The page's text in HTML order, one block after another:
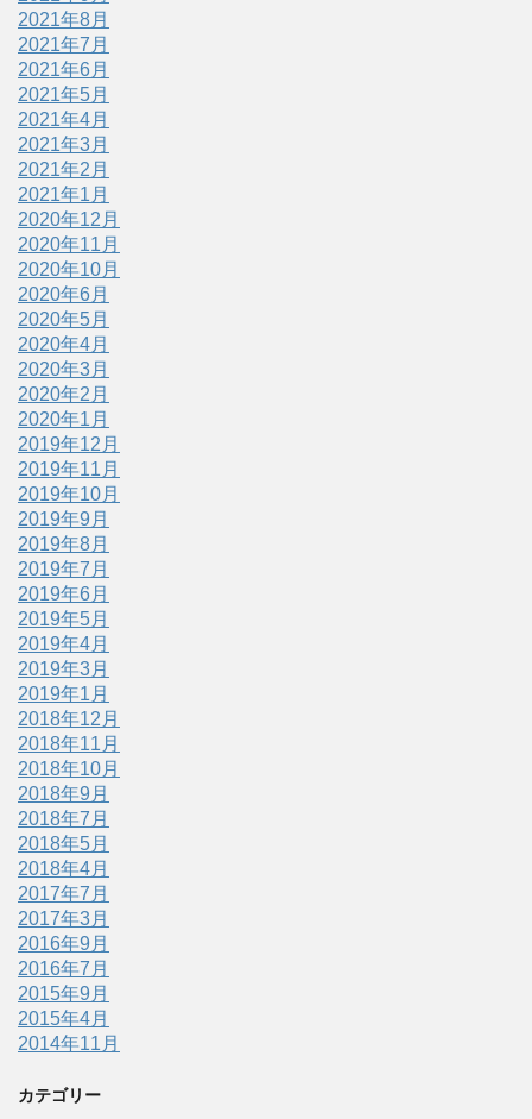
2021年8月
2021年7月
2021年6月
2021年5月
2021年4月
2021年3月
2021年2月
2021年1月
2020年12月
2020年11月
2020年10月
2020年6月
2020年5月
2020年4月
2020年3月
2020年2月
2020年1月
2019年12月
2019年11月
2019年10月
2019年9月
2019年8月
2019年7月
2019年6月
2019年5月
2019年4月
2019年3月
2019年1月
2018年12月
2018年11月
2018年10月
2018年9月
2018年7月
2018年5月
2018年4月
2017年7月
2017年3月
2016年9月
2016年7月
2015年9月
2015年4月
2014年11月
カテゴリー